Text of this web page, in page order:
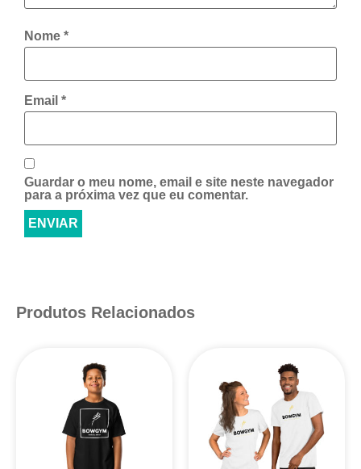
Nome *
Email *
Guardar o meu nome, email e site neste navegador
para a próxima vez que eu comentar.
Produtos Relacionados